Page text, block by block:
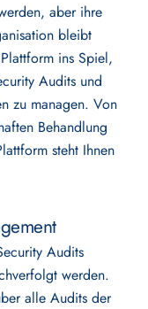
aber ihre
bleibt
ins Spiel,
Audits und
zu managen. Von
Behandlung
steht Ihnen
Audits
werden.
alle Audits der